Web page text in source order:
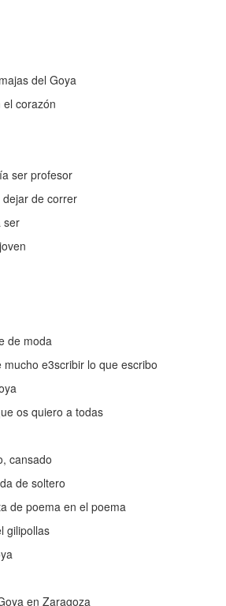
del Goya
corazón
ser profesor
de correr
ser
de moda
e3scribir lo que escribo
os quiero a todas
cansado
de soltero
de poema en el poema
gilipollas
en Zaragoza